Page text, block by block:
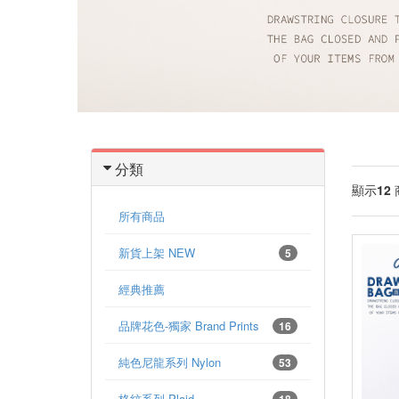
分類
所有商品
5
新貨上架 NEW
經典推薦
16
品牌花色-獨家 Brand Prints
53
純色尼龍系列 Nylon
顯示12